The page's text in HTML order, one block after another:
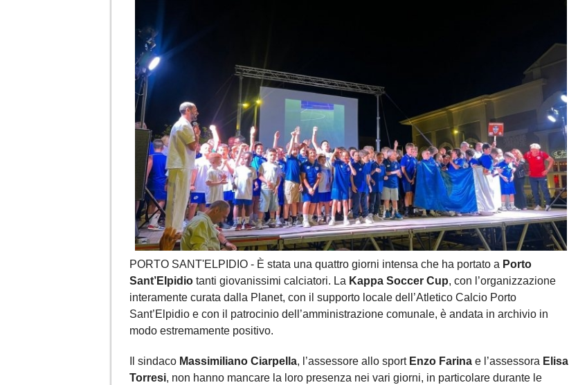
PORTO SANT'ELPIDIO - È stata una quattro giorni intensa che ha portato a Porto
Sant’Elpidio tanti giovanissimi calciatori. La Kappa Soccer Cup, con l’organizzazione
interamente curata dalla Planet, con il supporto locale dell’Atletico Calcio Porto
Sant’Elpidio e con il patrocinio dell’amministrazione comunale, è andata in archivio in
modo estremamente positivo.
Il sindaco Massimiliano Ciarpella, l’assessore allo sportEnzo Farina e l’assessora Elisa
Torresi, non hanno mancare la loro presenza nei vari giorni, in particolare durante le